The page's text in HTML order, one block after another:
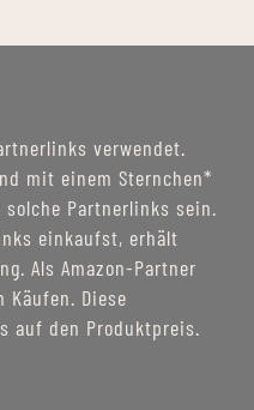
verwendet.
mit einem Sternchen*
Partnerlinks sein.
einkaufst, erhält
Als Amazon-Partner
Diese
auf den Produktpreis.